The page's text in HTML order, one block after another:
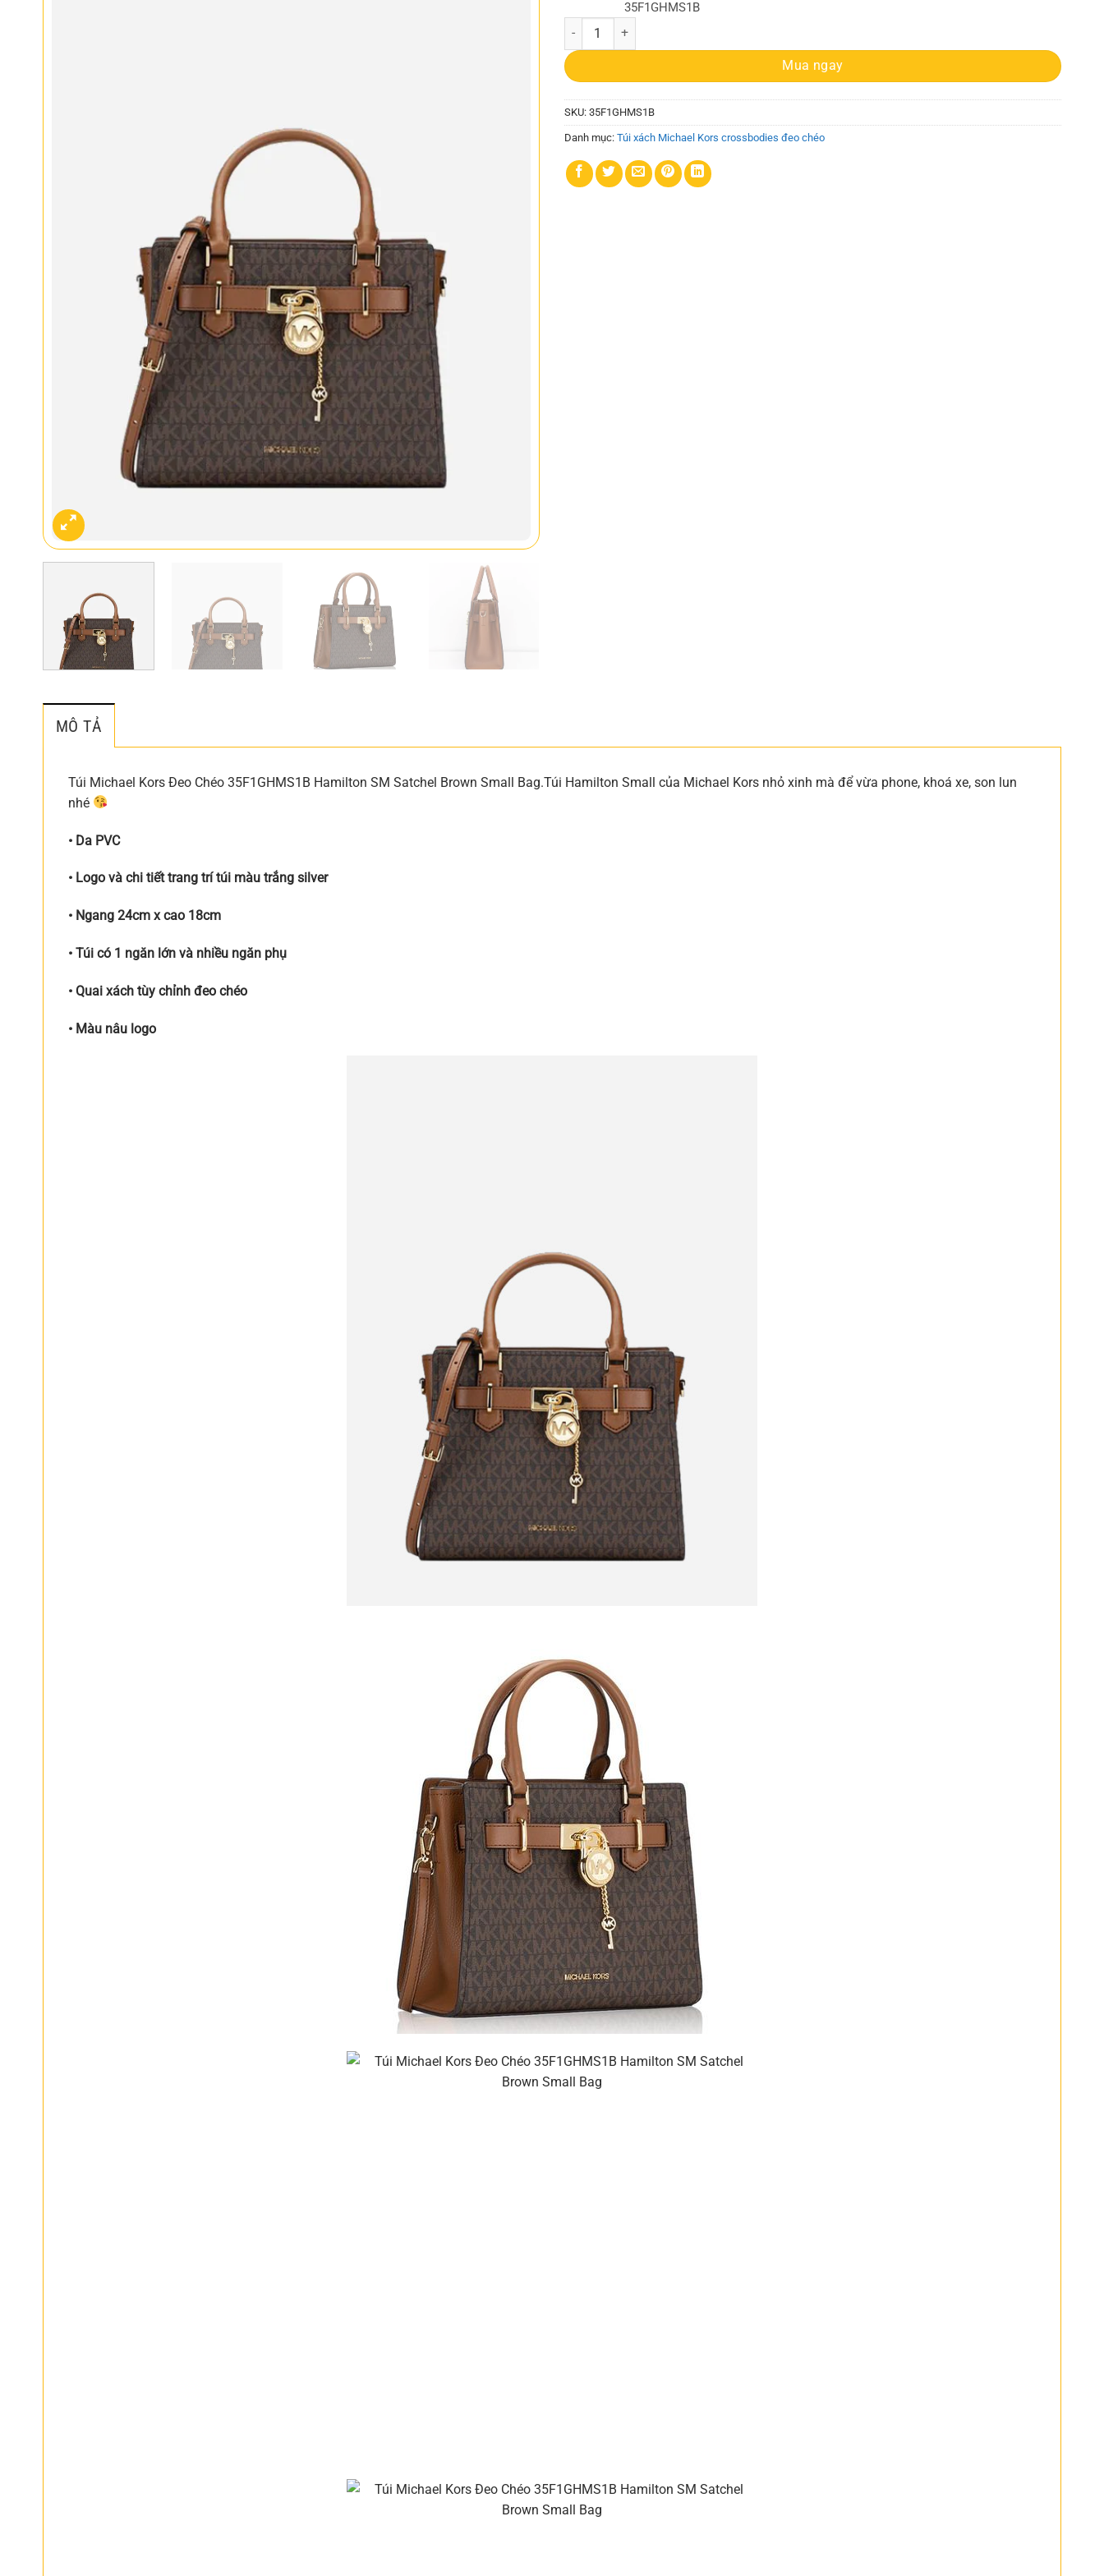
35F1GHMS1B
Túi Michael Kors Đeo Chéo 35F1GHMS1B Hamilton SM Satchel Brown Small Bag số lượng
Mua ngay
SKU: 35F1GHMS1B
Danh mục: Túi xách Michael Kors crossbodies đeo chéo
MÔ TẢ
Túi Michael Kors Đeo Chéo 35F1GHMS1B Hamilton SM Satchel Brown Small Bag.Túi Hamilton Small của Michael Kors nhỏ xinh mà để vừa phone, khoá xe, son lun
nhé
• Da PVC
• Logo và chi tiết trang trí túi màu trắng silver
• Ngang 24cm x cao 18cm
• Túi có 1 ngăn lớn và nhiều ngăn phụ
• Quai xách tùy chỉnh đeo chéo
• Màu nâu logo